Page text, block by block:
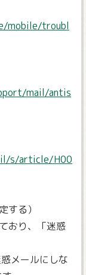
mobile/troubl
mail/antis
s/article/H00
する）
おり、「迷惑
メールにしな